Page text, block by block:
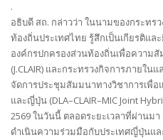
.
อธิบดี สถ. กล่าวว่า ในนามของกระท
ท้องถิ่นประเทศไทย รู้สึกเป็นเกียรติแล
องค์กรปกครองส่วนท้องถิ่นเพื่อความ
(J.CLAIR) และกระทรวงกิจการภายใน
จัดการประชุมสัมมนาทางวิชาการเพื่อ
และญี่ปุ่น (DLA–CLAIR–MIC Joint
2569 ในวันนี้ ตลอดระยะเวลาที่ผ่านม
ดำเนินความร่วมมือกับประเทศญี่ปุ่นแ